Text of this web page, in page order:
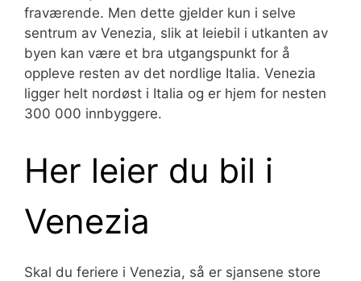
fraværende. Men dette gjelder kun i selve
sentrum av Venezia, slik at leiebil i utkanten av
byen kan være et bra utgangspunkt for å
oppleve resten av det nordlige Italia. Venezia
ligger helt nordøst i Italia og er hjem for nesten
300 000 innbyggere.
Her leier du bil i
Venezia
Skal du feriere i Venezia, så er sjansene store